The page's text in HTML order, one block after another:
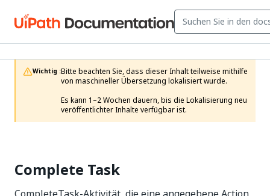
Wichtig :Bitte beachten Sie, dass dieser Inhalt teilweise mithilfe
von maschineller Übersetzung lokalisiert wurde.
Es kann 1–2 Wochen dauern, bis die Lokalisierung neu
veröffentlichter Inhalte verfügbar ist.
Complete Task